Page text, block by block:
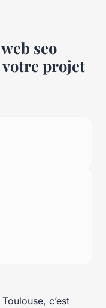
seo
projet
c’est